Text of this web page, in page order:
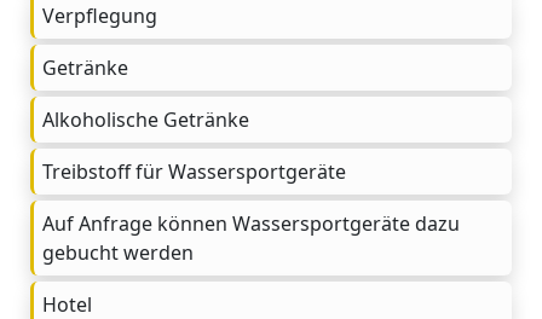
Verpflegung
Getränke
Alkoholische Getränke
Treibstoff für Wassersportgeräte
Auf Anfrage können Wassersportgeräte dazu
gebucht werden
Hotel